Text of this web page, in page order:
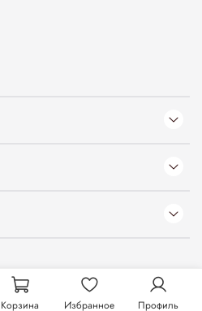
Корзина Избранное Профиль